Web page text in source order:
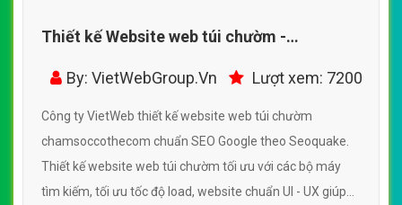
Thiết kế Website web túi chườm -
chamsoccothecom
By: VietWebGroup.Vn Lượt xem: 7200
Công ty VietWeb thiết kế website web túi chườm
chamsoccothecom chuẩn SEO Google theo Seoquake.
Thiết kế website web túi chườm tối ưu với các bộ máy
tìm kiếm, tối ưu tốc độ load, website chuẩn UI - UX giúp